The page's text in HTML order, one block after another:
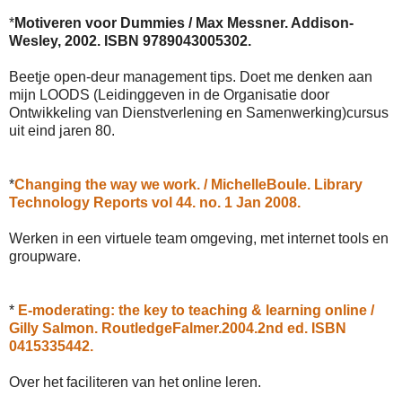
*Motiveren voor Dummies / Max Messner. Addison-
Wesley, 2002. ISBN 9789043005302.
Beetje open-deur management tips. Doet me denken aan
mijn LOODS (Leidinggeven in de Organisatie door
Ontwikkeling van Dienstverlening en Samenwerking)cursus
uit eind jaren 80.
*Changing the way we work. / MichelleBoule. Library
Technology Reports vol 44. no. 1 Jan 2008.
Werken in een virtuele team omgeving, met internet tools en
groupware.
* E-moderating: the key to teaching & learning online /
Gilly Salmon. RoutledgeFalmer.2004.2nd ed. ISBN
0415335442.
Over het faciliteren van het online leren.